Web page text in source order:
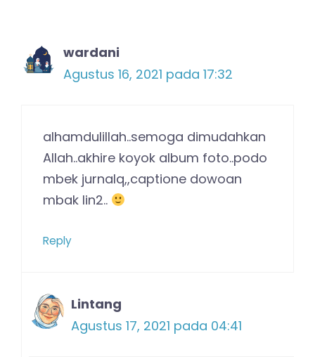
Reply
Alvi
Agustus 18, 2021 pada 22:31
rumah ku madrasah pertama ku
memang merasa iman saya masih
kurang. Makasih yaa mbak